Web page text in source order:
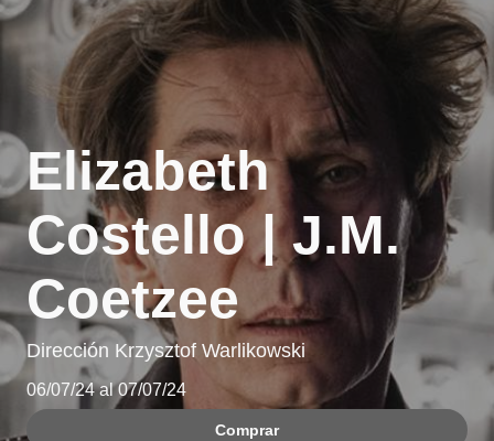
Elizabeth
Costello | J.M.
Coetzee
Dirección Krzysztof Warlikowski
06/07/24 al 07/07/24
Comprar